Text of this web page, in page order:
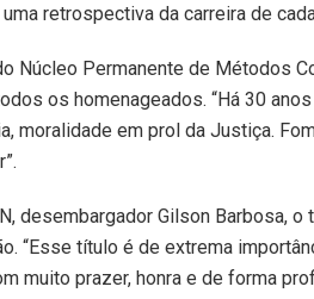
retrospectiva da carreira de
Núcleo Permanente de Métodos
os homenageados. “Há 30
moralidade em prol da Justiça.
desembargador Gilson Barbosa,
“Esse título é de extrema
muito prazer, honra e de forma